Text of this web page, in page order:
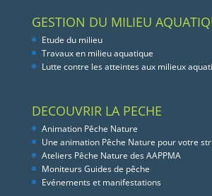
GESTION DU MILIEU
Etude du milieu
Travaux en milieu aquatique
Lutte contre les atteintes aux milieux
DECOUVRIR LA PECHE
Animation Pêche Nature
Une animation Pêche Nature pour votre
Ateliers Pêche Nature des AAPPMA
Moniteurs Guides de pêche
Evénements et manifestations